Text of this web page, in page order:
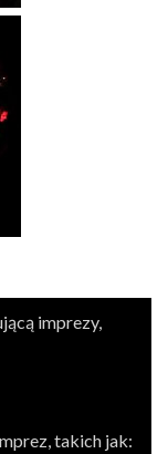
imprezy,
takich jak: